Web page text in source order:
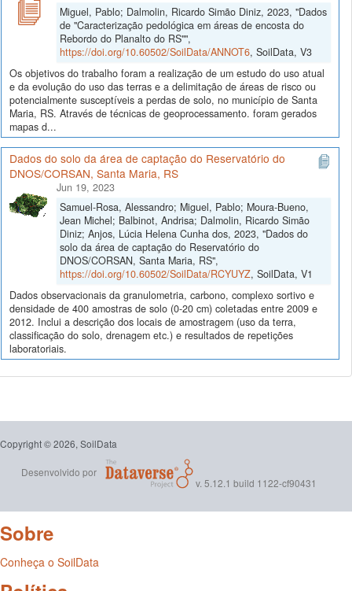
Miguel, Pablo; Dalmolin, Ricardo Simão Diniz, 2023, "Dados
de "Caracterização pedológica em áreas de encosta do
Rebordo do Planalto do RS"",
https://doi.org/10.60502/SoilData/ANNOT6, SoilData, V3
Os objetivos do trabalho foram a realização de um estudo do uso atual
e da evolução do uso das terras e a delimitação de áreas de risco ou
potencialmente susceptíveis a perdas de solo, no município de Santa
Maria, RS. Através de técnicas de geoprocessamento. foram gerados
mapas d...
Dados do solo da área de captação do Reservatório do
DNOS/CORSAN, Santa Maria, RS
Jun 19, 2023
Samuel-Rosa, Alessandro; Miguel, Pablo; Moura-Bueno,
Jean Michel; Balbinot, Andrisa; Dalmolin, Ricardo Simão
Diniz; Anjos, Lúcia Helena Cunha dos, 2023, "Dados do
solo da área de captação do Reservatório do
DNOS/CORSAN, Santa Maria, RS",
https://doi.org/10.60502/SoilData/RCYUYZ, SoilData, V1
Dados observacionais da granulometria, carbono, complexo sortivo e
densidade de 400 amostras de solo (0-20 cm) coletadas entre 2009 e
2012. Inclui a descrição dos locais de amostragem (uso da terra,
classificação do solo, drenagem etc.) e resultados de repetições
laboratoriais.
Copyright © 2026, SoilData
Desenvolvido por
v. 5.12.1 build 1122-cf90431
Sobre
Conheça o SoilData